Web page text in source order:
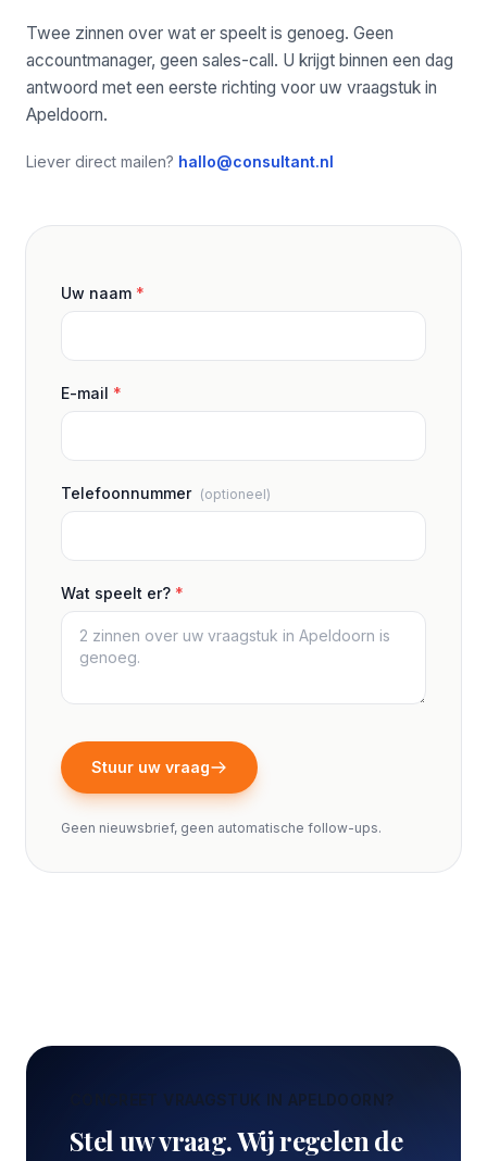
Twee zinnen over wat er speelt is genoeg. Geen
accountmanager, geen sales-call. U krijgt binnen een dag
antwoord met een eerste richting voor uw vraagstuk in
Apeldoorn.
Liever direct mailen? hallo@consultant.nl
Uw naam *
E-mail *
Telefoonnummer (optioneel)
Wat speelt er? *
Stuur uw vraag
Geen nieuwsbrief, geen automatische follow-ups.
CONCREET VRAAGSTUK IN APELDOORN?
Stel uw vraag. Wij regelen de